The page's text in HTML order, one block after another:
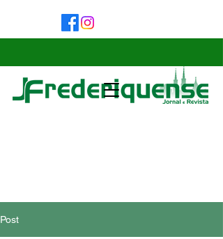
Post